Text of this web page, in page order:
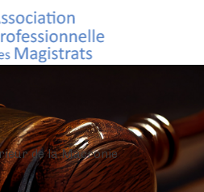
de la Macronie